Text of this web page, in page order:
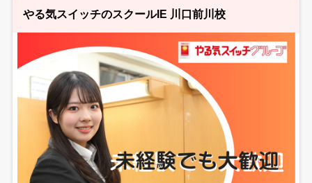
やる気スイッチのスクールIE 川口前川校